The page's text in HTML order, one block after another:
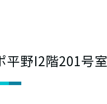
平野I2階201号室